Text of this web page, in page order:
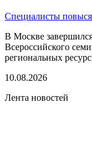
Специалисты
В Москве
Всероссийского
региональных
10.08.2026
Лента новостей